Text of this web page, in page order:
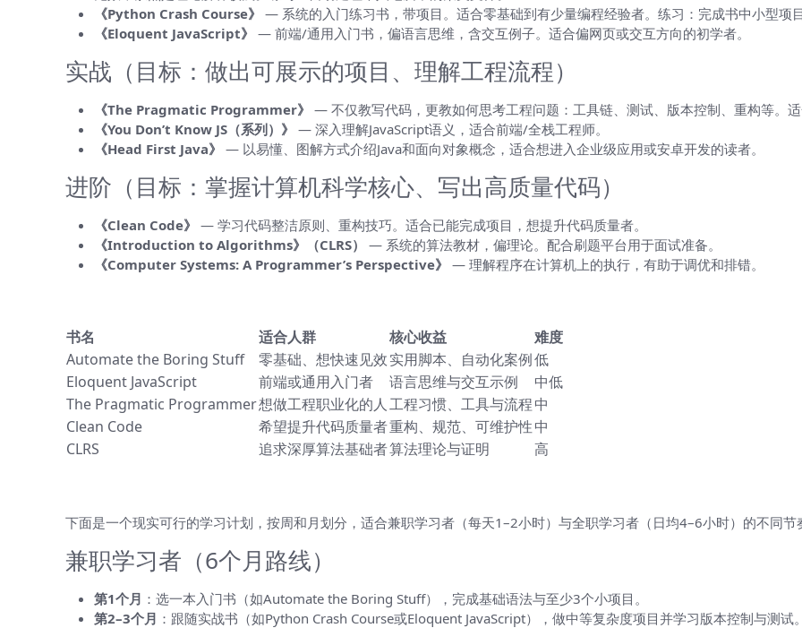
《Python Crash Course》 — 系统的入门练习书，带项目。适合零基础到有少量编程经验者。练习：完成书中小型项
《Eloquent JavaScript》 — 前端/通用入门书，偏语言思维，含交互例子。适合偏网页或交互方向的初学者。
实战（目标：做出可展示的项目、理解工程流程）
《The Pragmatic Programmer》 — 不仅教写代码，更教如何思考工程问题：工具链、测试、版本控制、重构等。
《You Don’t Know JS（系列）》 — 深入理解JavaScript语义，适合前端/全栈工程师。
《Head First Java》 — 以易懂、图解方式介绍Java和面向对象概念，适合想进入企业级应用或安卓开发的读者。
进阶（目标：掌握计算机科学核心、写出高质量代码）
《Clean Code》 — 学习代码整洁原则、重构技巧。适合已能完成项目，想提升代码质量者。
《Introduction to Algorithms》（CLRS）
— 系统的算法教材，偏理论。配合刷题平台用于面试准备。
《Computer Systems: A Programmer’s Perspective》 — 理解程序在计算机上的执行，有助于调优和排错。
书名 适合人群 核心收益
难度
Automate the Boring Stuff
零基础、想快速见效实用脚本、自动化案例低
Eloquent JavaScript
前端或通用入门者 语言思维与交互示例
中低
The Pragmatic Programmer想做工程职业化的人 工程习惯、工具与流程中
Clean Code
希望提升代码质量者重构、规范、可维护性中
CLRS
追求深厚算法基础者算法理论与证明 高
下面是一个现实可行的学习计划，按周和月划分，适合兼职学习者（每天1–2小时）与全职学习者（日均4–6小时）的不同节
兼职学习者（6个月路线）
第1个月 ：选一本入门书（如Automate the Boring Stuff），完成基础语法与至少3个小项目。
第2–3个月 ：跟随实战书（如Python Crash Course或Eloquent JavaScript），做中等复杂度项目并学习版本控制与测试